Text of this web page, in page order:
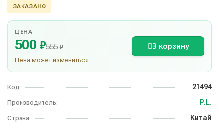
ЗАКАЗАНО
ЦЕНА
500 ₽555₽
Цена может измениться
В корзину
Код: 21494
Производитель: P.L.
Страна: Китай